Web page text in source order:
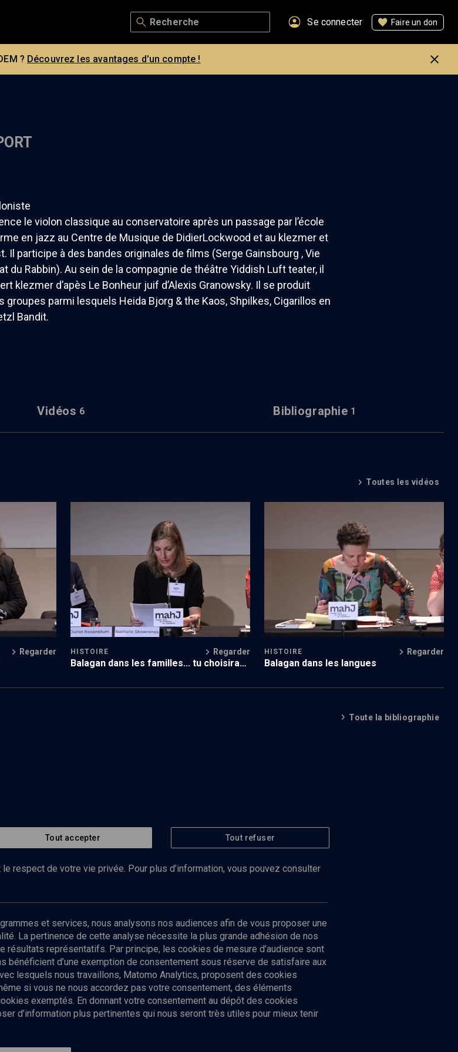
Se connecter Faire un don
? Découvrez les avantages d'un compte !
le violon classique au conservatoire après un passage par l’école
en jazz au Centre de Musique de DidierLockwood et au klezmer et
Il participe à des bandes originales de films (Serge Gainsbourg , Vie
du Rabbin). Au sein de la compagnie de théâtre Yiddish Luft teater, il
klezmer d’apès Le Bonheur juif d’Alexis Granowsky. Il se produit
groupes parmi lesquels Heida Bjorg & the Kaos, Shpilkes, Cigarillos en
Bandit.
Vidéos 6 Bibliographie 1
Toutes les vidéos
Regarder HISTOIRE Regarder
Balagan dans les familles... tu choisiras
génération après la Shoah (2/3)
HISTOIRE Regarder
Balagan dans les langues
Toute la bibliographie
à notre newsletter
Envoyer
Tout accepter Tout refuser
respect de votre vie privée. Pour plus d’information, vous pouvez consulter
et services, nous analysons nos audiences afin de vous proposer une
La pertinence de cette analyse nécessite la plus grande adhésion de nos
représentatifs. Par principe, les cookies de mesure d’audience sont
bénéficient d’une exemption de consentement sous réserve de satisfaire aux
lesquels nous travaillons, Matomo Analytics, proposent des cookies
si vous ne nous accordez pas votre consentement, des éléments
exemptés. En donnant votre consentement au dépôt des cookies
d’information plus pertinentes qui nous seront très utiles pour mieux tenir